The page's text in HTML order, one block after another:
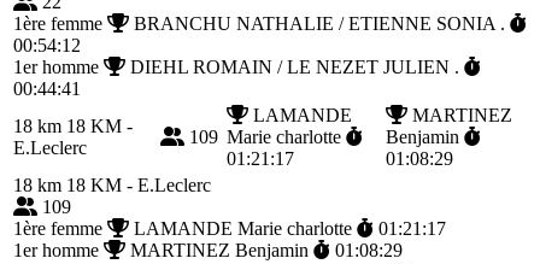
1ère femme
BRANCHU NATHALIE / ETIENNE SONIA .
00:54:12
1er homme
DIEHL ROMAIN / LE NEZET JULIEN .
00:44:41
18 km 18 KM -
E.Leclerc
109
LAMANDE
Marie charlotte
01:21:17
MARTINEZ
Benjamin
01:08:29
18 km 18 KM - E.Leclerc
109
1ère femme
LAMANDE Marie charlotte
01:21:17
1er homme
MARTINEZ Benjamin 01:08:29